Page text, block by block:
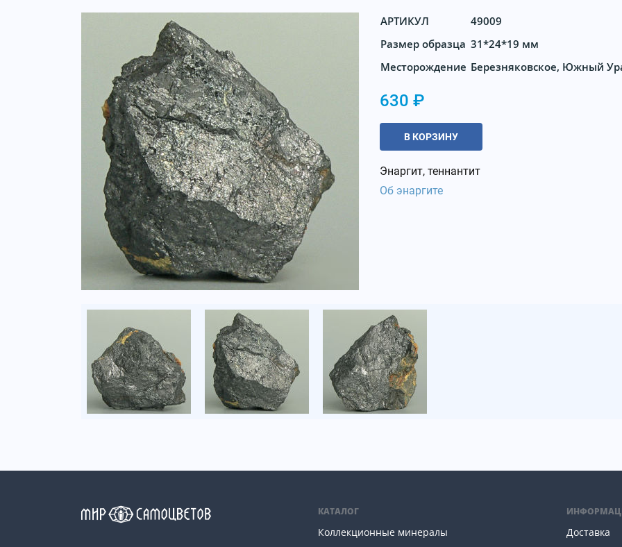
АРТИКУЛ
49009
Размер образца 31*24*19 мм
Месторождение Березняковское, Южный
630 ₽
В КОРЗИНУ
Энаргит, теннантит
Об энаргите
КАТАЛОГ
Коллекционные минералы
Доставка